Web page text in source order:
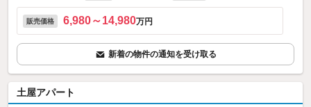
販売価格 6,980～14,980万円
新着の物件の通知を受け取る
土屋アパート